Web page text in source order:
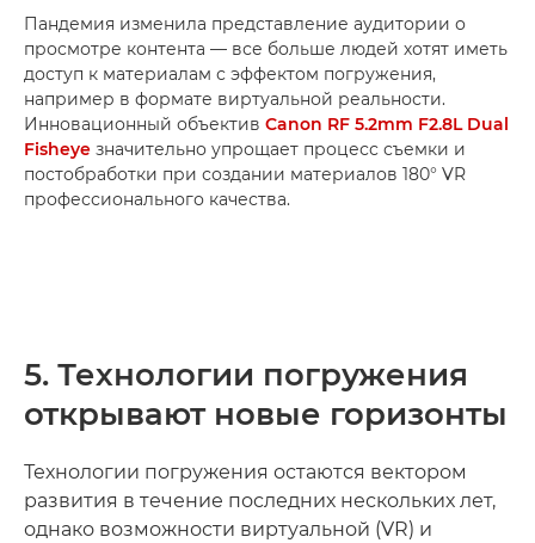
Пандемия изменила представление аудитории о
просмотре контента — все больше людей хотят иметь
доступ к материалам с эффектом погружения,
например в формате виртуальной реальности.
Инновационный объектив Canon RF 5.2mm F2.8L Dual
Fisheye значительно упрощает процесс съемки и
постобработки при создании материалов 180° VR
профессионального качества.
5. Технологии погружения
открывают новые горизонты
Технологии погружения остаются вектором
развития в течение последних нескольких лет,
однако возможности виртуальной (VR) и